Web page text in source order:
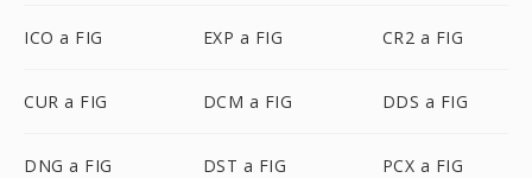
ICO a FIG EXP a FIG CR2 a FIG
CUR a FIG DCM a FIG DDS a FIG
DNG a FIG DST a FIG PCX a FIG